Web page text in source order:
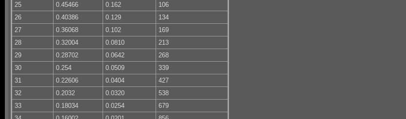
25
0.45466 0.162
106
26
0.40386 0.129
134
27
0.36068 0.102
169
28
0.32004 0.0810
213
29
0.28702 0.0642
268
30
0.254 0.0509
339
31
0.22606 0.0404
427
32
0.2032 0.0320
538
33
0.18034 0.0254
679